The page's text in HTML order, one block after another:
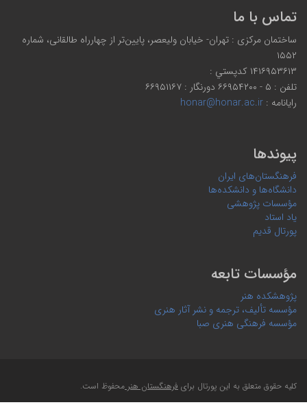
تماس با ما
ساختمان مرکزی : تهران- خیابان ولیعصر، پایین‌تر از چهارراه طالقانی، شماره
۱۵۵۲
۱۴۱۶۹۵۳۶۱۳ كدپستي :
تلفن : ۵ - ۶۶۹۵۴۲۰۰ دورنگار : ۶۶۹۵۱۱۶۷
رایانامه :honar@honar.ac.ir
پیوندها
فرهنگستان‌های ایران
دانشگاه‌ها و دانشکده‌ها
مؤسسات پژوهشی
یاد استاد
پورتال قدیم
مؤسسات تابعه
پژوهشکده هنر
مؤسسه تألیف، ترجمه و نشر آثار هنری
مؤسسه فرهنگی هنری صبا
کلیه حقوق متعلق به این پورتال برایفرهنگستان هنرمحفوظ است.